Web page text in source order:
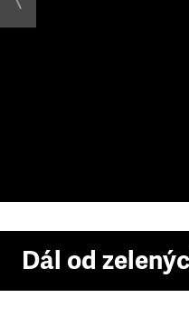
Dál od